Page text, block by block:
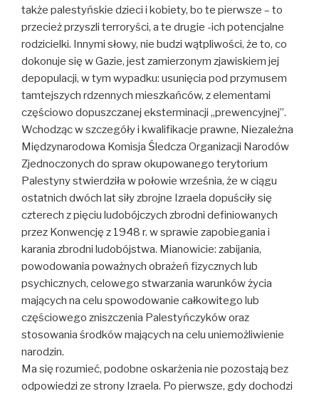
także palestyńskie dzieci i kobiety, bo te pierwsze – to
przecież przyszli terroryści, a te drugie -ich potencjalne
rodzicielki. Innymi słowy, nie budzi wątpliwości, że to, co
dokonuje się w Gazie, jest zamierzonym zjawiskiem jej
depopulacji, w tym wypadku: usunięcia pod przymusem
tamtejszych rdzennych mieszkańców, z elementami
częściowo dopuszczanej eksterminacji „prewencyjnej”.
Wchodząc w szczegóły i kwalifikacje prawne, Niezależna
Międzynarodowa Komisja Śledcza Organizacji Narodów
Zjednoczonych do spraw okupowanego terytorium
Palestyny stwierdziła w połowie września, że w ciągu
ostatnich dwóch lat siły zbrojne Izraela dopuściły się
czterech z pięciu ludobójczych zbrodni definiowanych
przez Konwencję z 1948 r. w sprawie zapobiegania i
karania zbrodni ludobójstwa. Mianowicie: zabijania,
powodowania poważnych obrażeń fizycznych lub
psychicznych, celowego stwarzania warunków życia
mających na celu spowodowanie całkowitego lub
częściowego zniszczenia Palestyńczyków oraz
stosowania środków mających na celu uniemożliwienie
narodzin.
Ma się rozumieć, podobne oskarżenia nie pozostają bez
odpowiedzi ze strony Izraela. Po pierwsze, gdy dochodzi